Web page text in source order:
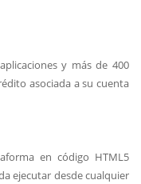
y más de 400
asociada a su cuenta
en código HTML5
ejecutar desde cualquier